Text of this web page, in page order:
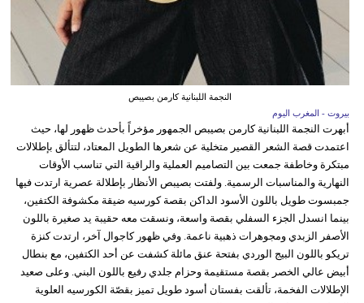
النجمة اللبنانية كارمن بصيبص
بيروت - المغرب اليوم
أبهرت النجمة اللبنانية كارمن بصيبص الجمهور مؤخراً بأحدث ظهور لها، حيث
اعتمدت قصة الشعر القصير متخلية عن شعرها الطويل المعتاد، لتتألق بإطلالات
مبتكرة وخاطفة جمعت بين التصاميم العملية والراقية التي تناسب الأوقات
النهارية والمناسبات الرسمية. ولفتت بصيبص الأنظار بإطلالة عصرية ارتدت فيها
جمبسوت طويل باللون الأسود الداكن بقصة كورسيه ضيقة مكشوفة الكتفين،
بينما انسدل الجزء السفلي بقصة واسعة، ونسقت معه حقيبة يد صغيرة باللون
الأصفر الزبدي ومجوهرات ذهبية ناعمة. وفي ظهور كاجوال آخر، ارتدت كنزة
تريكو باللون البيج الوردي بفتحة عنق مائلة كشفت عن أحد الكتفين، مع بنطال
أبيض عالي الخصر بقصة مستقيمة وحزام جلدي رفيع باللون البني. وعلى صعيد
الإطلالات الفخمة، تألقت بفستان أسود طويل تميز بقصّة الكورسيه العلوية